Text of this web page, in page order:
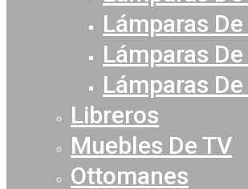
Lámparas
Lámparas
Lámparas
Libreros
Muebles De TV
Ottomanes